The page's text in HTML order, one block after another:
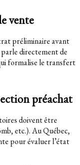
vente
préliminaire avant
directement de
formalise le transfert
préachat
doivent être
etc.). Au Québec,
pour évaluer l’état